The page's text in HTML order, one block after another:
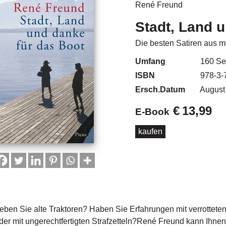
René Freund
Stadt, Land
Die besten Satiren aus
Umfang 160
ISBN
978-3-
Ersch.Datum
E-Book € 13,99
kaufen
Sie alte Traktoren? Haben Sie Erfahrungen mit
mit ungerechtfertigten Strafzetteln?René Freund kann